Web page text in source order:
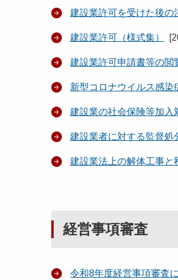
建設業許可を受けた後の
建設業許可（様式集） [
建設業許可申請書等の閲
新型コロナウイルス感染
建設業の社会保険等加入
建設業者に対する監督処
建設業法上の解体工事と
経営事項審査
令和8年度経営事項審査